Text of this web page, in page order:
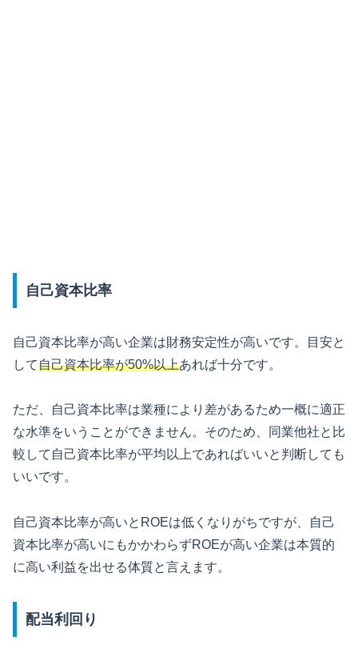
自己資本比率
自己資本比率が高い企業は財務安定性が高いです。目安と
して自己資本比率が50%以上あれば十分です。
ただ、自己資本比率は業種により差があるため一概に適正
な水準をいうことができません。そのため、同業他社と比
較して自己資本比率が平均以上であればいいと判断しても
いいです。
自己資本比率が高いとROEは低くなりがちですが、自己
資本比率が高いにもかかわらずROEが高い企業は本質的
に高い利益を出せる体質と言えます。
配当利回り